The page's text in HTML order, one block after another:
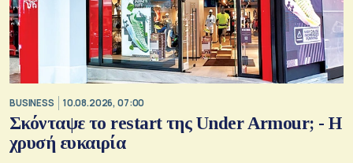
BUSINESS 10.08.2026, 07:00
Σκόνταψε το restart της Under Armour; - Η
χρυσή ευκαιρία